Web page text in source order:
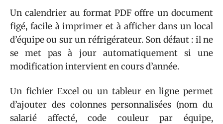
Un calendrier au format PDF offre un document
figé, facile à imprimer et à afficher dans un local
d’équipe ou sur un réfrigérateur. Son défaut : il ne
se met pas à jour automatiquement si une
modification intervient en cours d’année.
Un fichier Excel ou un tableur en ligne permet
d’ajouter des colonnes personnalisées (nom du
salarié affecté, code couleur par équipe,